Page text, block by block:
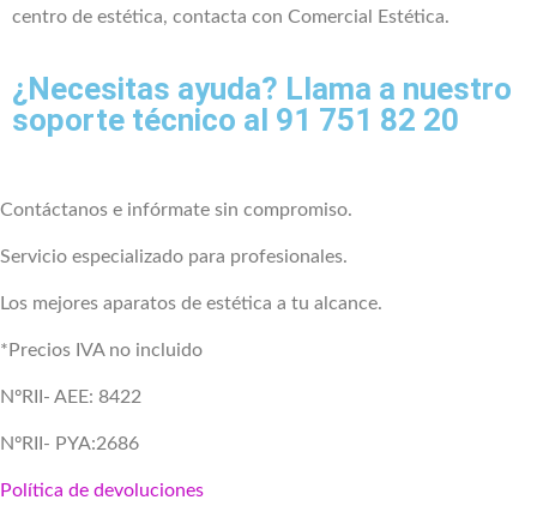
centro de estética, contacta con Comercial Estética.
¿Necesitas ayuda? Llama a nuestro
soporte técnico al 91 751 82 20
Contáctanos e infórmate sin compromiso.
Servicio especializado para profesionales.
Los mejores aparatos de estética a tu alcance.
*Precios IVA no incluido
NºRII- AEE: 8422
NºRII- PYA:2686
Política de devoluciones